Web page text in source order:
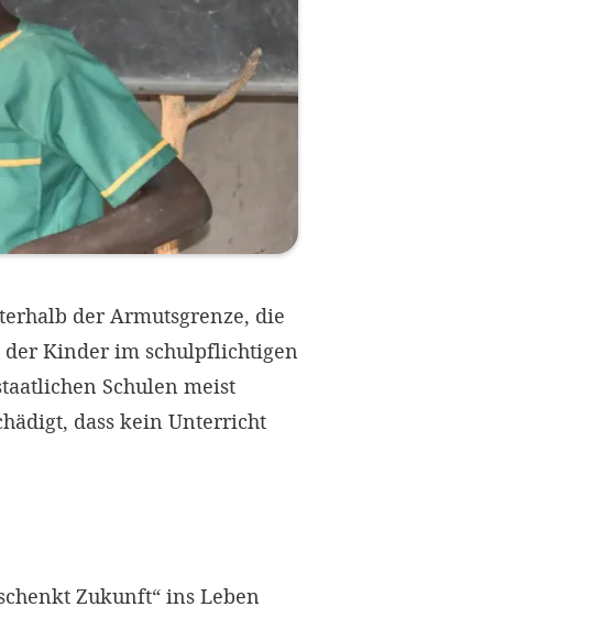
der Armutsgrenze, die
der Kinder im schulpflichtigen
Schulen meist
dass kein Unterricht
Zukunft“ ins Leben